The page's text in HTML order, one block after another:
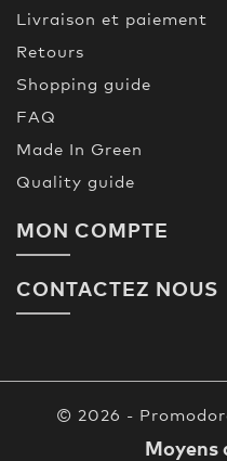
Livraison et paiement
Retours
Shopping guide
FAQ
Made In Green
Quality guide
MON COMPTE
CONTACTEZ NOUS
© 2026 -
Moyens